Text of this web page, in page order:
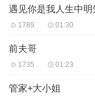
遇见你是我人生中
1789 01:30
前夫哥
1735 01:23
管家+大小姐